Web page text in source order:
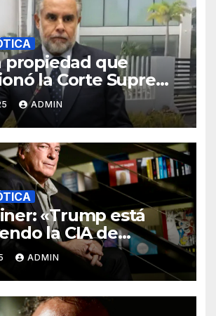
propiedad que
la Corte Suprema
en las afueras de
ADMIN
«Trump está
la CIA de
ADMIN